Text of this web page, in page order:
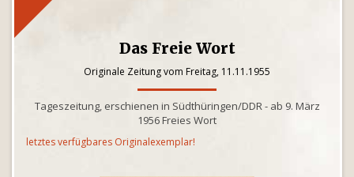
Das Freie Wort
Originale Zeitung vom Freitag, 11.11.1955
Tageszeitung, erschienen in Südthüringen/DDR - ab 9. März
1956 Freies Wort
letztes verfügbares Originalexemplar!